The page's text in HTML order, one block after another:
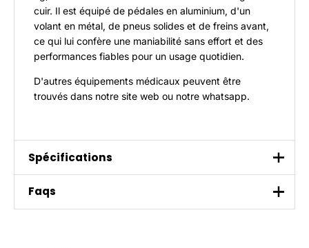
cuir. Il est équipé de pédales en aluminium, d'un
volant en métal, de pneus solides et de freins avant,
ce qui lui confère une maniabilité sans effort et des
performances fiables pour un usage quotidien.
D'autres équipements médicaux peuvent être
trouvés dans notre site web ou notre whatsapp.
Spécifications
Spécifications
Faqs